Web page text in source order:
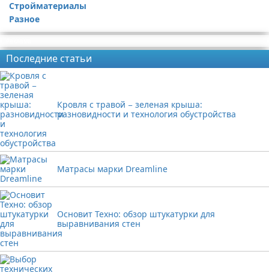
Стройматериалы
Разное
Последние статьи
Кровля с травой − зеленая крыша:
разновидности и технология обустройства
Матрасы марки Dreamline
Основит Техно: обзор штукатурки для
выравнивания стен